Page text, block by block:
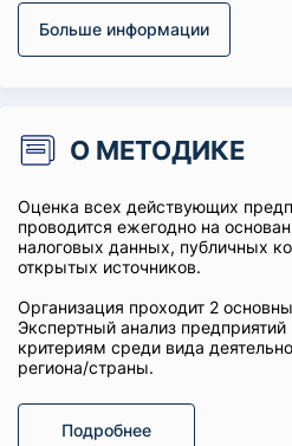
Больше информации
О МЕТОДИКЕ
Оценка всех действующих
проводится ежегодно на
налоговых данных, публичных
открытых источников.
Организация проходит 2
Экспертный анализ
критериям среди вида
региона/страны.
Подробнее